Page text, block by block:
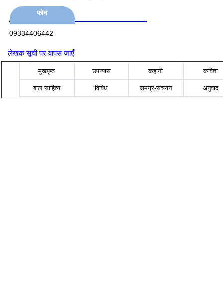
फोन
09334406442​
लेखक सूची पर वापस जाएँ
मुखपृष्ठ उपन्यास कहानी कविता
बाल साहित्य विविध समग्र-संचयन अनुवाद